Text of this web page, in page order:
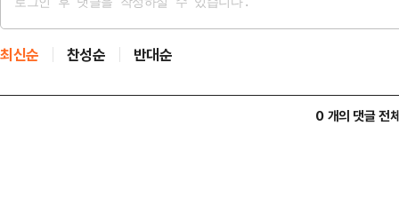
최신순 찬성순 반대순
0 개의 댓글 전